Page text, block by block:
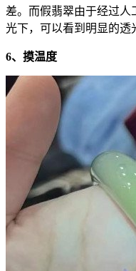
差。而假翡翠由于经过人
光下，可以看到明显的透
6、摸温度